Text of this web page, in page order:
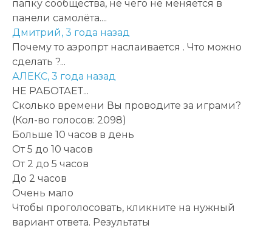
папку сообщества, не чего не меняется в
панели самолёта....
Дмитрий, 3 года назад
Почему то аэропрт наслаивается . Что можно
сделать ?...
АЛЕКС, 3 года назад
НЕ РАБОТАЕТ...
Сколько времени Вы проводите за играми?
(Кол-во голосов: 2098)
Больше 10 часов в день
От 5 до 10 часов
От 2 до 5 часов
До 2 часов
Очень мало
Чтобы проголосовать, кликните на нужный
вариант ответа. Результаты